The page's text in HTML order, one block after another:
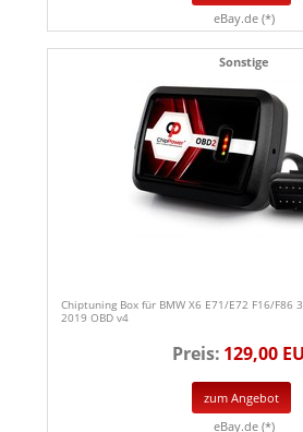
eBay.de (*)
Sonstige
Chiptuning Box für BMW X6 E71/E72 F16/F86
2019 OBD v4
Preis: 129,00
zum Angebot
eBay.de (*)